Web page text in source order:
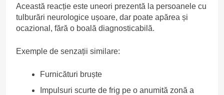
Această reacție este uneori prezentă la persoanele cu
tulburări neurologice ușoare, dar poate apărea și
ocazional, fără o boală diagnosticabilă.
Exemple de senzații similare:
Furnicături bruște
Impulsuri scurte de frig pe o anumită zonă a